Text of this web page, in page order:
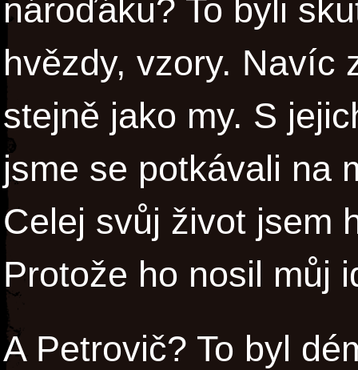
nároďáku? To byli
hvězdy, vzory. Navíc
stejně jako my. S
jsme se potkávali na
Celej svůj život jsem
Protože ho nosil můj
A Petrovič? To byl